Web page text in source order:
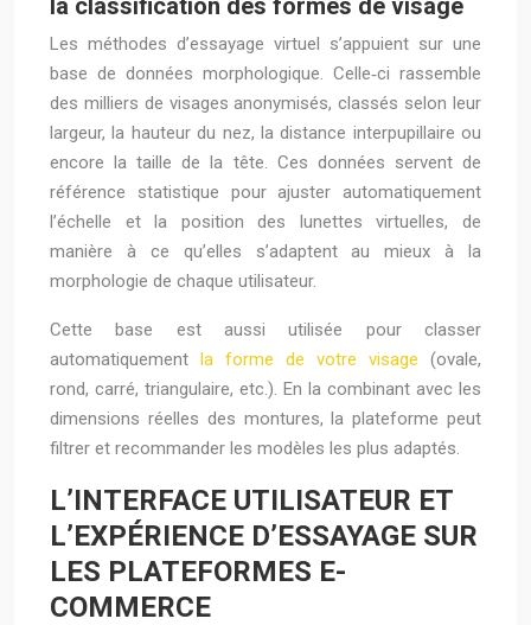
la classification des formes de visage
Les méthodes d’essayage virtuel s’appuient sur une
base de données morphologique. Celle‑ci rassemble
des milliers de visages anonymisés, classés selon leur
largeur, la hauteur du nez, la distance interpupillaire ou
encore la taille de la tête. Ces données servent de
référence statistique pour ajuster automatiquement
l’échelle et la position des lunettes virtuelles, de
manière à ce qu’elles s’adaptent au mieux à la
morphologie de chaque utilisateur.
Cette base est aussi utilisée pour classer
automatiquement la forme de votre visage (ovale,
rond, carré, triangulaire, etc.). En la combinant avec les
dimensions réelles des montures, la plateforme peut
filtrer et recommander les modèles les plus adaptés.
L’INTERFACE UTILISATEUR ET
L’EXPÉRIENCE D’ESSAYAGE SUR
LES PLATEFORMES E-
COMMERCE